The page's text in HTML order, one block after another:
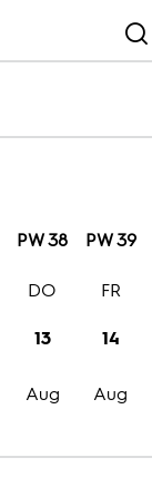
PW 38 PW 39
13
Aug
DO
14
Aug
FR